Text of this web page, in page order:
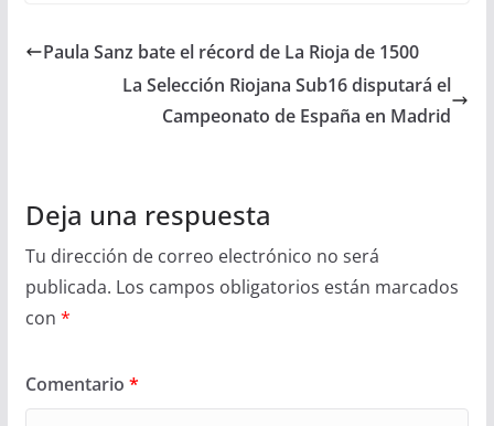
Paula Sanz bate el récord de La Rioja de 1500
La Selección Riojana Sub16 disputará el
Campeonato de España en Madrid
Deja una respuesta
Tu dirección de correo electrónico no será
publicada. Los campos obligatorios están marcados
con *
Comentario *